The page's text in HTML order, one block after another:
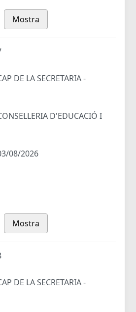
Mostra
DE LA SECRETARIA -
D'EDUCACIÓ I
08/2026
Mostra
DE LA SECRETARIA -